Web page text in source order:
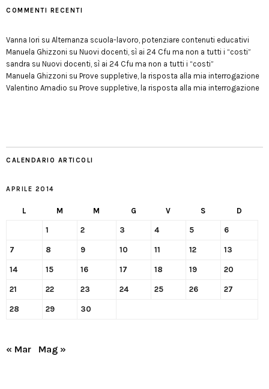
COMMENTI RECENTI
Vanna Iori su Alternanza scuola-lavoro, potenziare contenuti educativi
Manuela Ghizzoni su Nuovi docenti, sì ai 24 Cfu ma non a tutti i “costi”
sandra su Nuovi docenti, sì ai 24 Cfu ma non a tutti i “costi”
Manuela Ghizzoni su Prove suppletive, la risposta alla mia interrogazione
Valentino Amadio su Prove suppletive, la risposta alla mia interrogazione
CALENDARIO ARTICOLI
APRILE 2014
L M M G V S D
1 2 3 4 5 6
7 8 9 10 11 12 13
14 15 16 17 18 19 20
21 22 23 24 25 26 27
28 29 30
« Mar Mag »